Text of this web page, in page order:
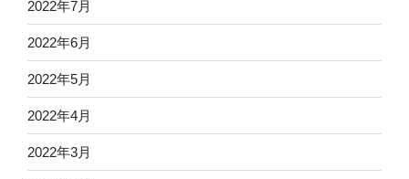
2022年7月
2022年6月
2022年5月
2022年4月
2022年3月